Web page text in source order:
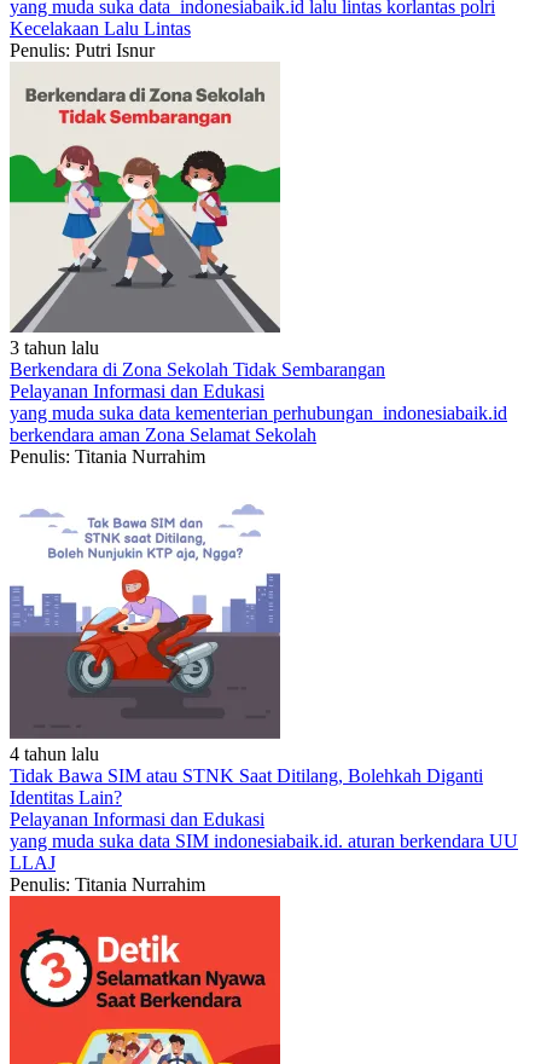
yang muda suka data indonesiabaik.id lalu lintas korlantas polri
Kecelakaan Lalu Lintas
Penulis: Putri Isnur
3 tahun lalu
Berkendara di Zona Sekolah Tidak Sembarangan
Pelayanan Informasi dan Edukasi
yang muda suka data kementerian perhubungan indonesiabaik.id
berkendara aman Zona Selamat Sekolah
Penulis: Titania Nurrahim
4 tahun lalu
Tidak Bawa SIM atau STNK Saat Ditilang, Bolehkah Diganti
Identitas Lain?
Pelayanan Informasi dan Edukasi
yang muda suka data SIM indonesiabaik.id. aturan berkendara UU
LLAJ
Penulis: Titania Nurrahim